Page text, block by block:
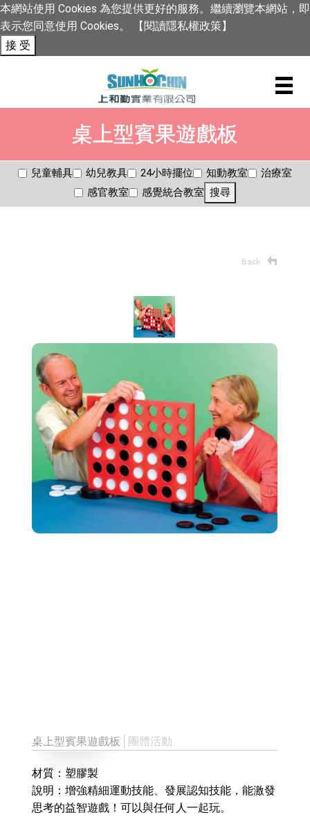
本網站使用 Cookies 為您提供更好的服務。繼續瀏覽本網站，即
表示您同意使用 Cookies。
【閱讀隱私權政策】
接 受
桌上型賓果遊戲板
兒童輔具 幼兒教具 24小時擺位 知動教室
治療室
感官教室
感覺統合教室 搜尋
桌上型賓果遊戲板 │團體活動
材質：塑膠製
說明：增強精細運動技能、發展認知技能，能激發
思考的益智遊戲！可以與任何人一起玩。